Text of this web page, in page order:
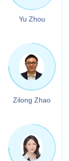
Yu Zhou
Zilong Zhao